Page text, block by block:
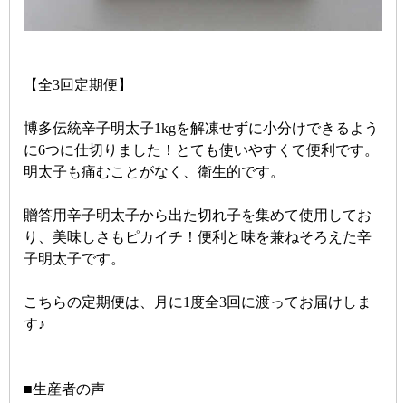
【全3回定期便】
博多伝統辛子明太子1kgを解凍せずに小分けできるよう
に6つに仕切りました！とても使いやすくて便利です。
明太子も痛むことがなく、衛生的です。
贈答用辛子明太子から出た切れ子を集めて使用してお
り、美味しさもピカイチ！便利と味を兼ねそろえた辛
子明太子です。
こちらの定期便は、月に1度全3回に渡ってお届けしま
す♪
■生産者の声